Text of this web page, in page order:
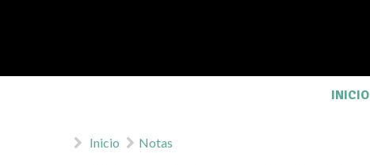
INICIO
Inicio Notas